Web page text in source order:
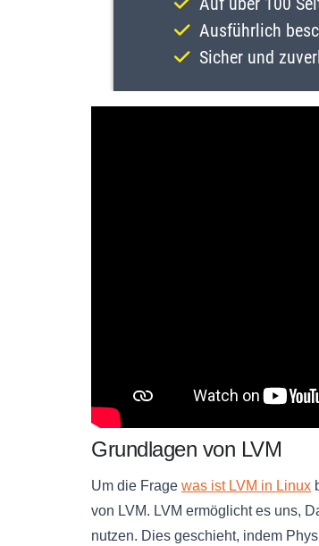
Grundlagen von LVM
Um die Frage was ist LVM in Linux
von LVM. LVM ermöglicht es uns,
nutzen. Dies geschieht, indem